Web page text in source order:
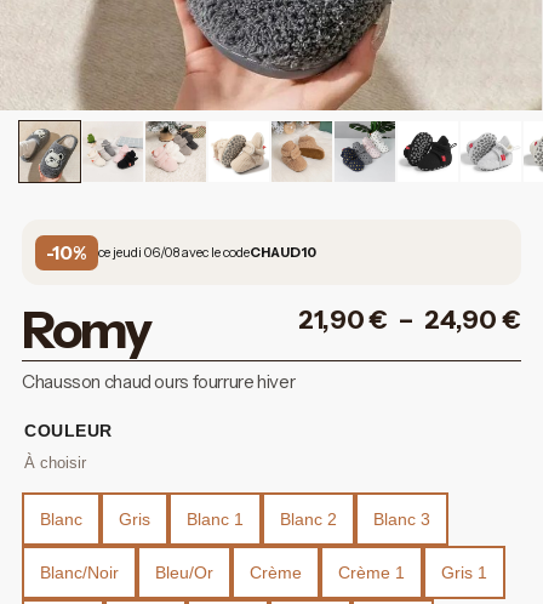
-10% ce jeudi 06/08 avec le codeCHAUD10
Romy 21,90€ – 24,90€
Chausson chaud ours fourrure hiver
COULEUR
Blanc Gris Blanc 1 Blanc 2 Blanc 3
Blanc/Noir Bleu/Or Crème Crème 1 Gris 1